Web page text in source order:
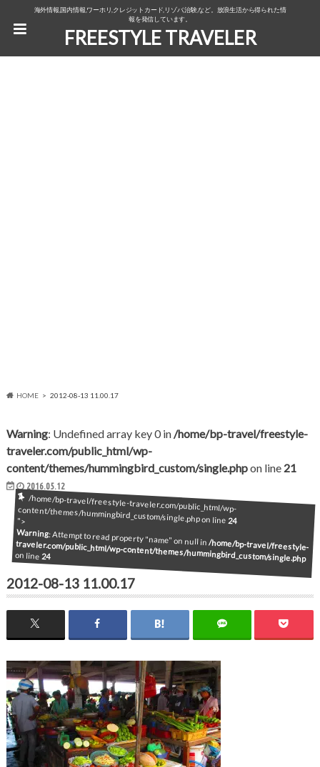
海外情報,国内情報,ワーホリ,クレジットカード,リゾバ,治験,など。放浪生活から得られた情
報を発信しています。
FREESTYLE TRAVELER
HOME 2012-08-13 11.00.17
Warning: Undefined array key 0 in/home/bp-travel/freestyle-
traveler.com/public_html/wp-
content/themes/hummingbird_custom/single.phpon line 21
2016.05.12
/home/bp-travel/freestyle-traveler.com/public_html/wp-content/themes/hummingbird_custom/single.php on line24
">
Warning: Attempt to read property "name" on null in/home/bp-travel/freestyle-
traveler.com/public_html/wp-content/themes/hummingbird_custom/single.php
on line 24
2012-08-13 11.00.17